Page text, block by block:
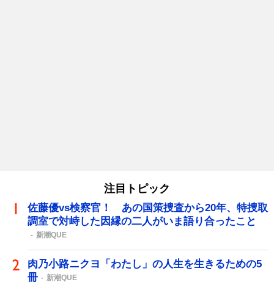
注目トピック
佐藤優vs検察官！ あの国策捜査から20年、特捜取
調室で対峙した因縁の二人がいま語り合ったこと
新潮QUE
肉乃小路ニクヨ「わたし」の人生を生きるための5
冊
新潮QUE